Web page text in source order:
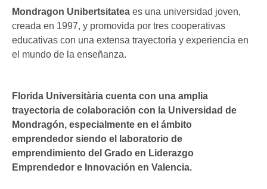
Mondragon Unibertsitatea es una universidad joven,
creada en 1997, y promovida por tres cooperativas
educativas con una extensa trayectoria y experiencia en
el mundo de la enseñanza.
Florida Universitària cuenta con una amplia
trayectoria de colaboración con la Universidad de
Mondragón, especialmente en el ámbito
emprendedor siendo el laboratorio de
emprendimiento del Grado en Liderazgo
Emprendedor e Innovación en Valencia.